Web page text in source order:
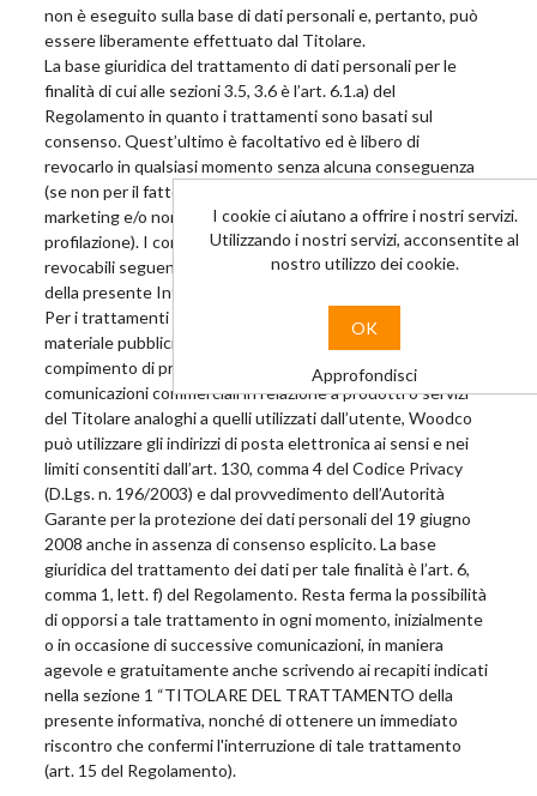
non è eseguito sulla base di dati personali e, pertanto, può
essere liberamente effettuato dal Titolare.
La base giuridica del trattamento di dati personali per le
finalità di cui alle sezioni 3.5, 3.6 è l’art. 6.1.a) del
Regolamento in quanto i trattamenti sono basati sul
consenso. Quest’ultimo è facoltativo ed è libero di
revocarlo in qualsiasi momento senza alcuna conseguenza
(se non per il fatto che non riceverà più comunicazioni di
marketing e/o non sarà più effettuata attività di
profilazione). I consensi precedentemente conferiti sono
revocabili seguendo le indicazioni presenti al Paragrafo 8
della presente Informativa.
Per i trattamenti effettuati ai fini di invio diretto di proprio
materiale pubblicitario o di propria vendita diretta o per il
compimento di proprie ricerche di mercato o di
comunicazioni commerciali in relazione a prodotti o servizi
del Titolare analoghi a quelli utilizzati dall’utente, Woodco
può utilizzare gli indirizzi di posta elettronica ai sensi e nei
limiti consentiti dall’art. 130, comma 4 del Codice Privacy
(D.Lgs. n. 196/2003) e dal provvedimento dell’Autorità
Garante per la protezione dei dati personali del 19 giugno
2008 anche in assenza di consenso esplicito. La base
giuridica del trattamento dei dati per tale finalità è l’art. 6,
comma 1, lett. f) del Regolamento. Resta ferma la possibilità
di opporsi a tale trattamento in ogni momento, inizialmente
o in occasione di successive comunicazioni, in maniera
agevole e gratuitamente anche scrivendo ai recapiti indicati
nella sezione 1 “TITOLARE DEL TRATTAMENTO della
presente informativa, nonché di ottenere un immediato
riscontro che confermi l'interruzione di tale trattamento
(art. 15 del Regolamento).
I cookie ci aiutano a offrire i nostri servizi.
Utilizzando i nostri servizi, acconsentite al
nostro utilizzo dei cookie.
OK
Approfondisci